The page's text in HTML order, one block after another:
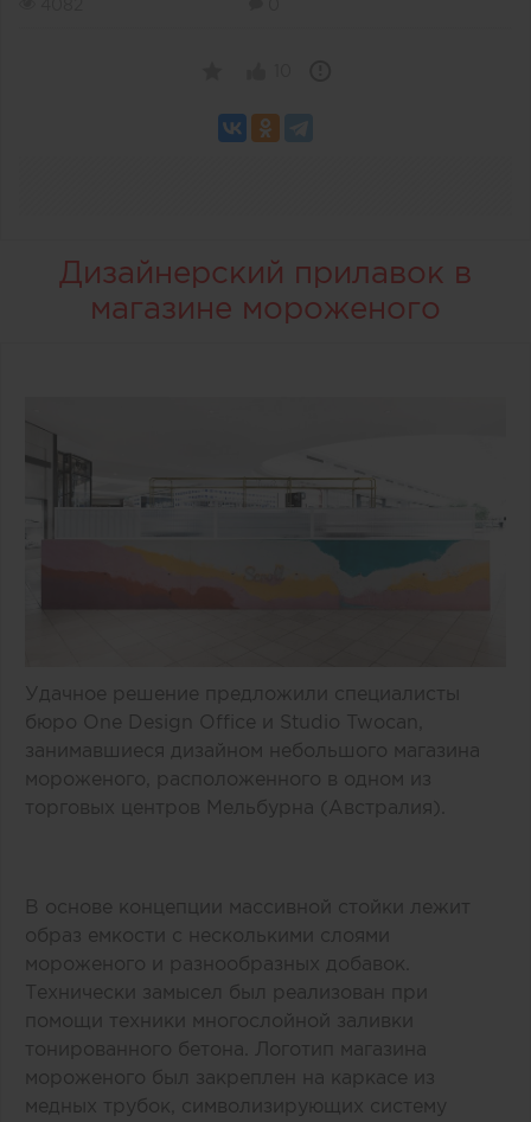
Дизайнерский прилавок в
магазине мороженого
Удачное решение предложили специалисты
бюро One Design Office и Studio Twocan,
занимавшиеся дизайном небольшого магазина
мороженого, расположенного в одном из
торговых центров Мельбурна (Австралия).
В основе концепции массивной стойки лежит
образ емкости с несколькими слоями
мороженого и разнообразных добавок.
Технически замысел был реализован при
помощи техники многослойной заливки
тонированного бетона. Логотип магазина
мороженого был закреплен на каркасе из
медных трубок, символизирующих систему